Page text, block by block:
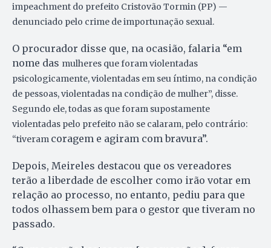
impeachment do prefeito Cristovão Tormin (PP) —
denunciado pelo crime de importunação sexual.
O procurador disse que, na ocasião, falaria “em
nome das mulheres que foram violentadas
psicologicamente, violentadas em seu íntimo, na condição
de pessoas, violentadas na condição de mulher”, disse.
Segundo ele, todas as que foram supostamente
violentadas pelo prefeito não se calaram, pelo contrário:
“tiveram coragem e agiram com bravura”.
Depois, Meireles destacou que os vereadores
terão a liberdade de escolher como irão votar em
relação ao processo, no entanto, pediu para que
todos olhassem bem para o gestor que tiveram no
passado.